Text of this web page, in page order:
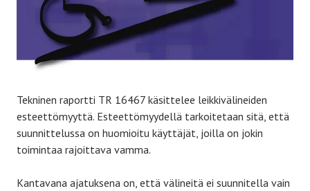
Tekninen raportti TR 16467 käsittelee leikkivälineiden
esteettömyyttä. Esteettömyydellä tarkoitetaan sitä, että
suunnittelussa on huomioitu käyttäjät, joilla on jokin
toimintaa rajoittava vamma.
Kantavana ajatuksena on, että välineitä ei suunnitella vain